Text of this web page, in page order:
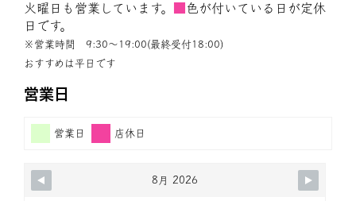
火曜日も営業しています。
色が付いている日が定休
日です。
※営業時間 9:30〜19:00(最終受付18:00)
おすすめは平日です
営業日
営業日 店休日
8月 2026